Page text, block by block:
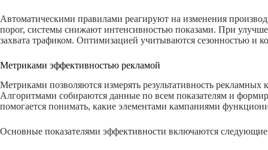
Автоматическими правилами реагируют на изменения
порог, системы снижают интенсивностью показами. При
захвата трафиком. Оптимизацией учитываются сезонностью и
Метриками эффективностью рекламой
Метриками позволяются измерять результативность
Алгоритмами собираются данные по всем показателям и
помогается понимать, какие элементами кампаниями
Основные показателями эффективности включаются